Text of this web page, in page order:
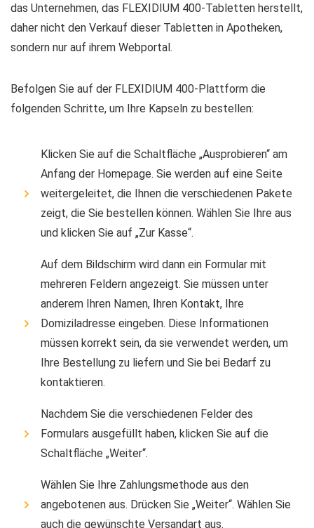
das Unternehmen, das FLEXIDIUM 400-Tabletten herstellt,
daher nicht den Verkauf dieser Tabletten in Apotheken,
sondern nur auf ihrem Webportal.
Befolgen Sie auf der FLEXIDIUM 400-Plattform die
folgenden Schritte, um Ihre Kapseln zu bestellen:
Klicken Sie auf die Schaltfläche „Ausprobieren“ am
Anfang der Homepage. Sie werden auf eine Seite
weitergeleitet, die Ihnen die verschiedenen Pakete
zeigt, die Sie bestellen können. Wählen Sie Ihre aus
und klicken Sie auf „Zur Kasse“.
Auf dem Bildschirm wird dann ein Formular mit
mehreren Feldern angezeigt. Sie müssen unter
anderem Ihren Namen, Ihren Kontakt, Ihre
Domiziladresse eingeben. Diese Informationen
müssen korrekt sein, da sie verwendet werden, um
Ihre Bestellung zu liefern und Sie bei Bedarf zu
kontaktieren.
Nachdem Sie die verschiedenen Felder des
Formulars ausgefüllt haben, klicken Sie auf die
Schaltfläche „Weiter“.
Wählen Sie Ihre Zahlungsmethode aus den
angebotenen aus. Drücken Sie „Weiter“. Wählen Sie
auch die gewünschte Versandart aus.